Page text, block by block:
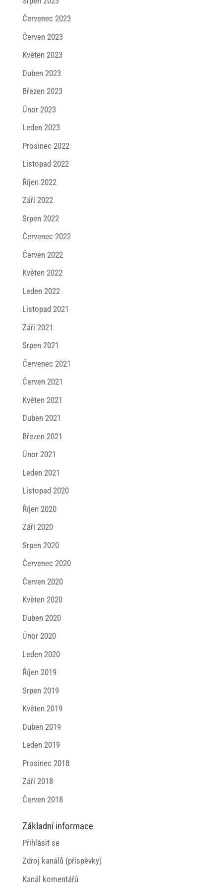
Červenec 2023
Červen 2023
Květen 2023
Duben 2023
Březen 2023
Únor 2023
Leden 2023
Prosinec 2022
Listopad 2022
Říjen 2022
Září 2022
Srpen 2022
Červenec 2022
Červen 2022
Květen 2022
Leden 2022
Listopad 2021
Září 2021
Srpen 2021
Červenec 2021
Červen 2021
Květen 2021
Duben 2021
Březen 2021
Únor 2021
Leden 2021
Listopad 2020
Říjen 2020
Září 2020
Srpen 2020
Červenec 2020
Červen 2020
Květen 2020
Duben 2020
Únor 2020
Leden 2020
Říjen 2019
Srpen 2019
Květen 2019
Duben 2019
Leden 2019
Prosinec 2018
Září 2018
Červen 2018
Základní informace
Přihlásit se
Zdroj kanálů (příspěvky)
Kanál komentářů